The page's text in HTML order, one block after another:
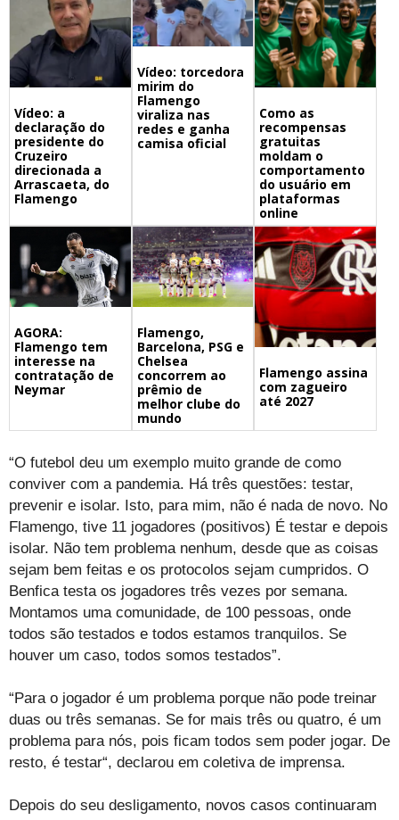
Vídeo: a
declaração do
presidente do
Cruzeiro
direcionada a
Arrascaeta, do
Flamengo
Vídeo: torcedora
mirim do
Flamengo
viraliza nas
redes e ganha
camisa oficial
Como as
recompensas
gratuitas
moldam o
comportamento
do usuário em
plataformas
online
AGORA:
Flamengo tem
interesse na
contratação de
Neymar
Flamengo,
Barcelona, PSG e
Chelsea
concorrem ao
prêmio de
melhor clube do
mundo
Flamengo assina
com zagueiro
até 2027
“O futebol deu um exemplo muito grande de como
conviver com a pandemia. Há três questões: testar,
prevenir e isolar. Isto, para mim, não é nada de novo. No
Flamengo, tive 11 jogadores (positivos) É testar e depois
isolar. Não tem problema nenhum, desde que as coisas
sejam bem feitas e os protocolos sejam cumpridos. O
Benfica testa os jogadores três vezes por semana.
Montamos uma comunidade, de 100 pessoas, onde
todos são testados e todos estamos tranquilos. Se
houver um caso, todos somos testados”.
“Para o jogador é um problema porque não pode treinar
duas ou três semanas. Se for mais três ou quatro, é um
problema para nós, pois ficam todos sem poder jogar. De
resto, é testar“, declarou em coletiva de imprensa.
Depois do seu desligamento, novos casos continuaram